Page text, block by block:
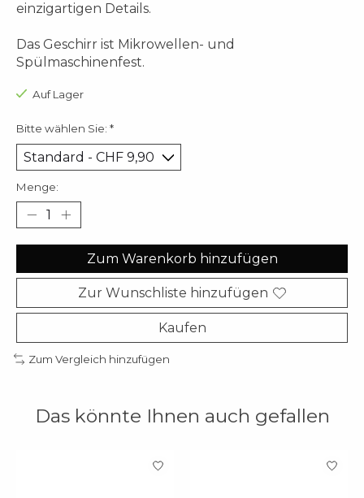
einzigartigen Details.
Das Geschirr ist Mikrowellen- und
Spülmaschinenfest.
Auf Lager
Bitte wählen Sie: *
Menge:
Zum Warenkorb hinzufügen
Zur Wunschliste hinzufügen
Kaufen
Zum Vergleich hinzufügen
Das könnte Ihnen auch gefallen
Produkt-Karussell-Artikel